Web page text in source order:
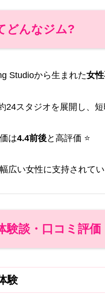
どんなジム?
Studioから生まれた女
24スタジオを展開し、
は4.4前後と高評価 ⭐
広い女性に支持されてい
談・口コミ評価
験